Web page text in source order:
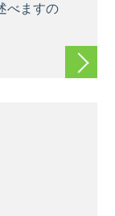
べますの
続きを